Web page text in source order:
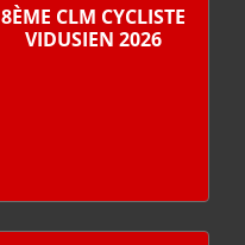
8ÈME CLM CYCLISTE
VIDUSIEN 2026